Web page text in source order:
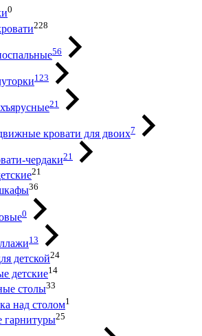
0
228
56
123
21
кровати для двоих7
чердаки21
21
36
0
13
детской24
детские14
столы33
над столом1
гарнитуры25